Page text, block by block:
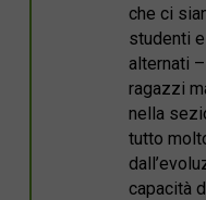
che ci
studenti
alternati
ragazzi
nella
tutto
capacità